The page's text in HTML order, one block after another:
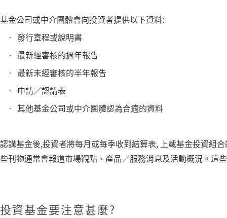
基金公司或中介團體會向投資者提供以下資料:
發行章程或說明書
最新經審核的週年報告
最新未經審核的半年報告
申請∕認講表
其他基金公司或中介團體認為合適的資料
認講基金後,投資者將每月或每季收到結算表, 上載基金投資組
些刊物通常會報道市場觀點、產品∕服務消息及活動概況。這
投資基金要注意甚麼?